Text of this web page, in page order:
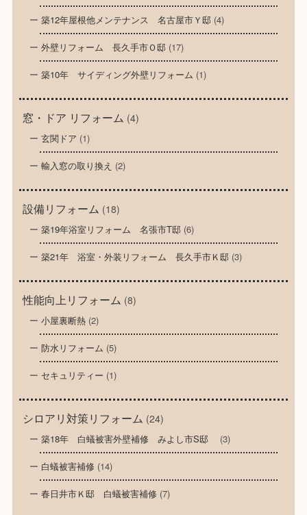
築12年屋根他メンテナンス 名古屋市Ｙ邸(4)
外壁リフォーム 長久手市Ｏ邸(17)
築10年 サイディング外壁リフォーム (1)
窓・ドア リフォーム (4)
玄関ドア (1)
輸入窓の取り換え (2)
設備リフォーム (18)
築19年浴室リフォーム 名張市T邸(6)
築21年 浴室・外装リフォーム 長久手市Ｋ邸(3)
性能向上リフォーム (8)
小屋裏断熱(2)
防水リフォーム (5)
セキュリティー (1)
シロアリ対策リフォーム (24)
築18年 白蟻被害外壁補修 みよし市S邸 (3)
白蟻被害補修(14)
春日井市Ｋ邸 白蟻被害補修(7)